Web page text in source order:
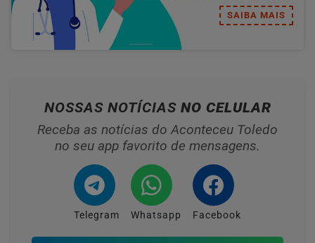
SAIBA MAIS
NOSSAS NOTÍCIAS NO CELULAR
Receba as notícias do Aconteceu Toledo
no seu app favorito de mensagens.
Telegram Whatsapp Facebook